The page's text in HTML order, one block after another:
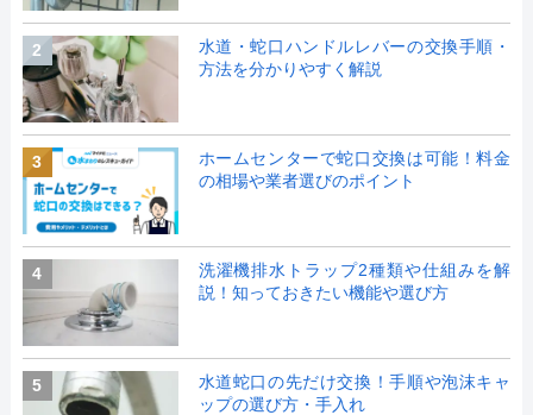
2
水道・蛇口ハンドルレバーの交換手順・
方法を分かりやすく解説
3
ホームセンターで蛇口交換は可能！料金
の相場や業者選びのポイント
4
洗濯機排水トラップ2種類や仕組みを解
説！知っておきたい機能や選び方
5
水道蛇口の先だけ交換！手順や泡沫キャ
ップの選び方・手入れ